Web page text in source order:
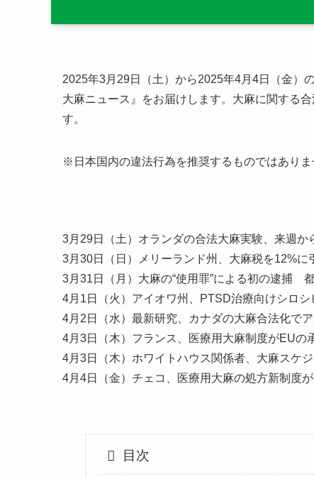
2025年3月29日（土）から2025年4月4日（金）
大麻ニュース』をお届けします。大麻に関する
す。
※日本国内の違法行為を推奨するものではありま
3月29日（土）オランダの合法大麻実験、来週か
3月30日（日）メリーランド州、大麻税を12%に
3月31日（月）大麻の“使用罪”による初の逮捕
4月1日（火）アイオワ州、PTSD治療向けシロ
4月2日（水）最新研究、カナダの大麻合法化で
4月3日（木）フランス、医療用大麻制度がEUの
4月3日（木）ホワイトハウス関係者、大麻スケ
4月4日（金）チェコ、医療用大麻の処方新制度
目次